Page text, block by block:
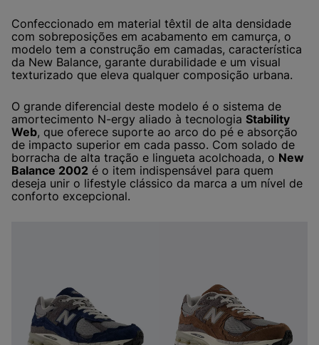
Confeccionado em material têxtil de alta densidade
com sobreposições em acabamento em camurça, o
modelo tem a construção em camadas, característica
da New Balance, garante durabilidade e um visual
texturizado que eleva qualquer composição urbana.
O grande diferencial deste modelo é o sistema de
amortecimento N-ergy aliado à tecnologia Stability
Web, que oferece suporte ao arco do pé e absorção
de impacto superior em cada passo. Com solado de
borracha de alta tração e lingueta acolchoada, o New
Balance 2002 é o item indispensável para quem
deseja unir o lifestyle clássico da marca a um nível de
conforto excepcional.